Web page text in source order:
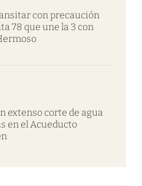
con precaución
78 que une la 3 con
extenso corte de agua
en el Acueducto